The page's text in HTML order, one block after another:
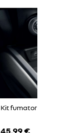
Kit fumatori
45,99 €